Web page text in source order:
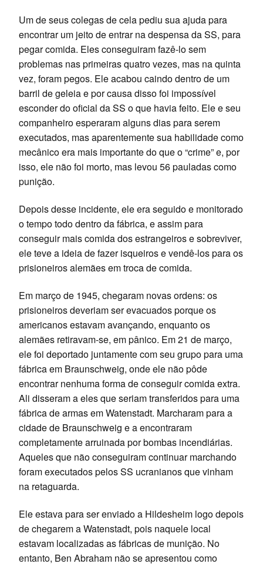
Um de seus colegas de cela pediu sua ajuda para
encontrar um jeito de entrar na despensa da SS, para
pegar comida. Eles conseguiram fazê-lo sem
problemas nas primeiras quatro vezes, mas na quinta
vez, foram pegos. Ele acabou caindo dentro de um
barril de geleia e por causa disso foi impossível
esconder do oficial da SS o que havia feito. Ele e seu
companheiro esperaram alguns dias para serem
executados, mas aparentemente sua habilidade como
mecânico era mais importante do que o “crime” e, por
isso, ele não foi morto, mas levou 56 pauladas como
punição.
Depois desse incidente, ele era seguido e monitorado
o tempo todo dentro da fábrica, e assim para
conseguir mais comida dos estrangeiros e sobreviver,
ele teve a ideia de fazer isqueiros e vendê-los para os
prisioneiros alemães em troca de comida.
Em março de 1945, chegaram novas ordens: os
prisioneiros deveriam ser evacuados porque os
americanos estavam avançando, enquanto os
alemães retiravam-se, em pânico. Em 21 de março,
ele foi deportado juntamente com seu grupo para uma
fábrica em Braunschweig, onde ele não pôde
encontrar nenhuma forma de conseguir comida extra.
Ali disseram a eles que seriam transferidos para uma
fábrica de armas em Watenstadt. Marcharam para a
cidade de Braunschweig e a encontraram
completamente arruinada por bombas incendiárias.
Aqueles que não conseguiram continuar marchando
foram executados pelos SS ucranianos que vinham
na retaguarda.
Ele estava para ser enviado a Hildesheim logo depois
de chegarem a Watenstadt, pois naquele local
estavam localizadas as fábricas de munição. No
entanto, Ben Abraham não se apresentou como